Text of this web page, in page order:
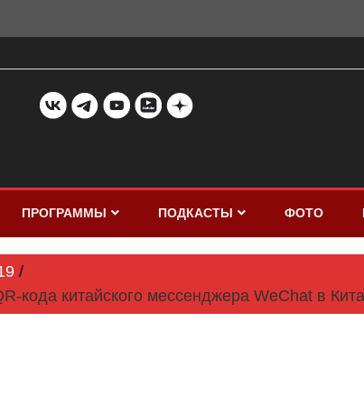
ПРОГРАММЫ ПОДКАСТЫ ФОТО
кода китайского мессенджера WeChat в